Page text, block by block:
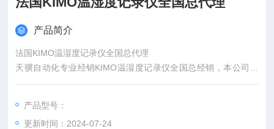
产品简介
法国KIMO温湿度记录仪全国总代理
天骥自动化专业经销KIMO温湿度记录仪全国总经销，本公司是
专业经销法国KIMO全系列产品。报价快。质量有保证！欢迎新
产品型号：
更新时间：2024-07-24